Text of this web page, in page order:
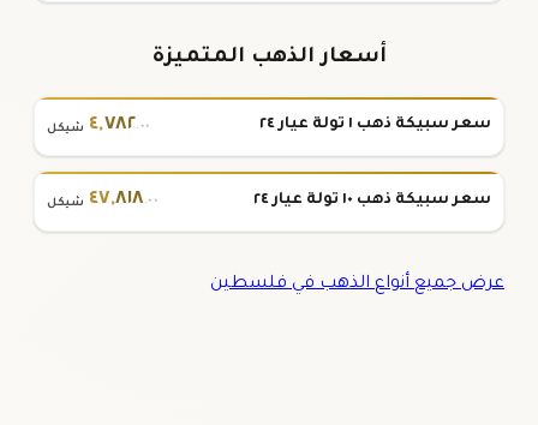
أسعار الذهب المتميزة
سعر سبيكة ذهب ١ تولة عيار ٢٤ ٤,٧٨٢.٠٠ شيكل
سعر سبيكة ذهب ١٠ تولة عيار ٢٤ ٤٧,٨١٨.٠٠ شيكل
عرض جميع أنواع الذهب في فلسطين